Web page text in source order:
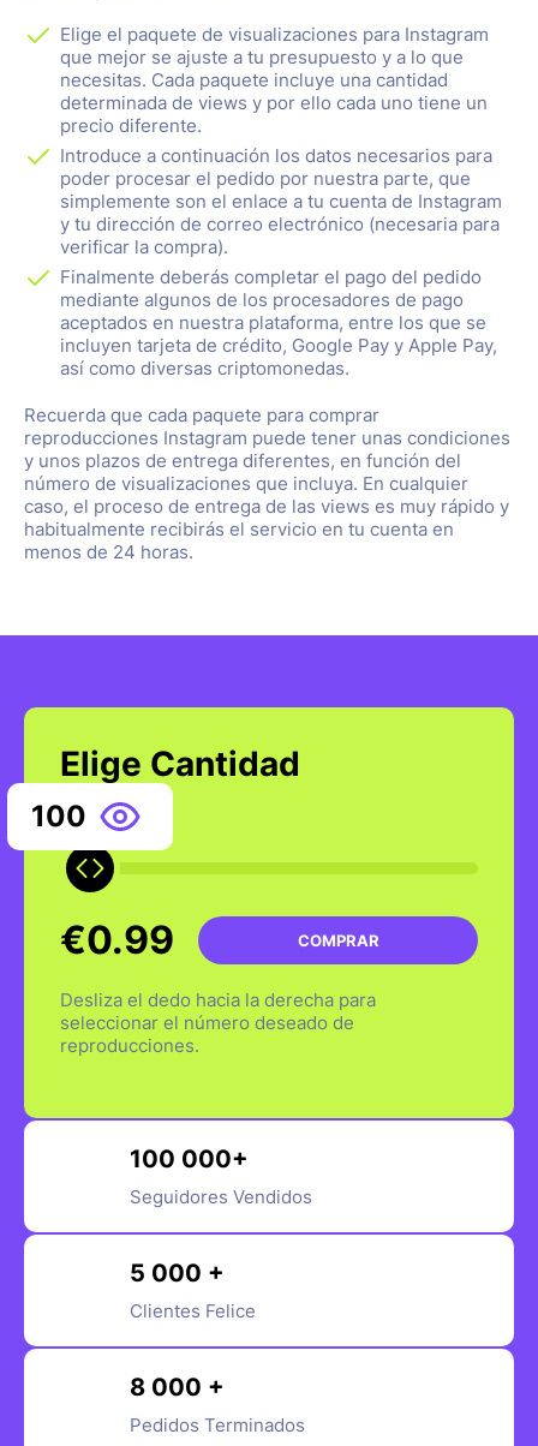
Elige el paquete de visualizaciones para Instagram
que mejor se ajuste a tu presupuesto y a lo que
necesitas. Cada paquete incluye una cantidad
determinada de views y por ello cada uno tiene un
precio diferente.
Introduce a continuación los datos necesarios para
poder procesar el pedido por nuestra parte, que
simplemente son el enlace a tu cuenta de Instagram
y tu dirección de correo electrónico (necesaria para
verificar la compra).
Finalmente deberás completar el pago del pedido
mediante algunos de los procesadores de pago
aceptados en nuestra plataforma, entre los que se
incluyen tarjeta de crédito, Google Pay y Apple Pay,
así como diversas criptomonedas.
Recuerda que cada paquete para comprar
reproducciones Instagram puede tener unas condiciones
y unos plazos de entrega diferentes, en función del
número de visualizaciones que incluya. En cualquier
caso, el proceso de entrega de las views es muy rápido y
habitualmente recibirás el servicio en tu cuenta en
menos de 24 horas.
Elige Cantidad
100
€0.99 COMPRAR
Desliza el dedo hacia la derecha para
seleccionar el número deseado de
reproducciones.
100 000+
Seguidores Vendidos
5 000 +
Clientes Felice
8 000 +
Pedidos Terminados